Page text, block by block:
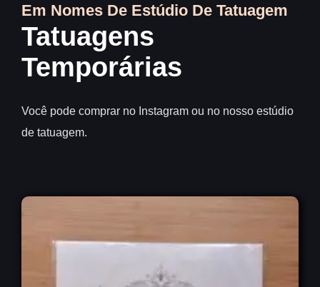
Tatuagens
Temporárias
Em Nomes De Estúdio De Tatuagem
Você pode comprar no Instagram ou no nosso estúdio
de tatuagem.